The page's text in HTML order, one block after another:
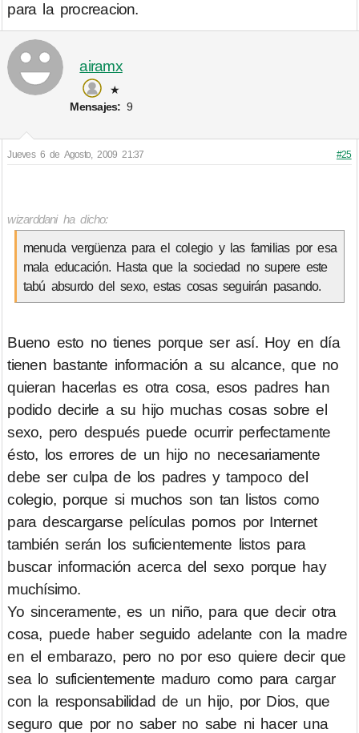
para la procreacion.
airamx
★
Mensajes: 9
Jueves 6 de Agosto, 2009 21:37 #25
wizarddani ha dicho:
menuda vergüenza para el colegio y las familias por esa
mala educación. Hasta que la sociedad no supere este
tabú absurdo del sexo, estas cosas seguirán pasando.
Bueno esto no tienes porque ser así. Hoy en día
tienen bastante información a su alcance, que no
quieran hacerlas es otra cosa, esos padres han
podido decirle a su hijo muchas cosas sobre el
sexo, pero después puede ocurrir perfectamente
ésto, los errores de un hijo no necesariamente
debe ser culpa de los padres y tampoco del
colegio, porque si muchos son tan listos como
para descargarse películas pornos por Internet
también serán los suficientemente listos para
buscar información acerca del sexo porque hay
muchísimo.
Yo sinceramente, es un niño, para que decir otra
cosa, puede haber seguido adelante con la madre
en el embarazo, pero no por eso quiere decir que
sea lo suficientemente maduro como para cargar
con la responsabilidad de un hijo, por Dios, que
seguro que por no saber no sabe ni hacer una